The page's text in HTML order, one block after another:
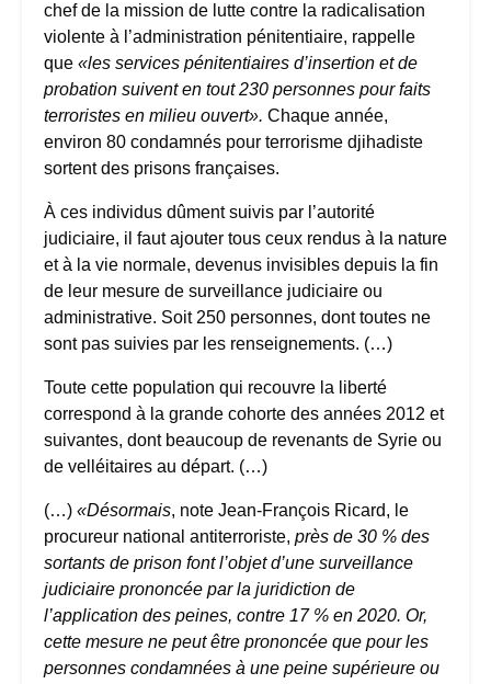
chef de la mission de lutte contre la radicalisation
violente à l’administration pénitentiaire, rappelle
que «les services pénitentiaires d’insertion et de
probation suivent en tout 230 personnes pour faits
terroristes en milieu ouvert». Chaque année,
environ 80 condamnés pour terrorisme djihadiste
sortent des prisons françaises.
À ces individus dûment suivis par l’autorité
judiciaire, il faut ajouter tous ceux rendus à la nature
et à la vie normale, devenus invisibles depuis la fin
de leur mesure de surveillance judiciaire ou
administrative. Soit 250 personnes, dont toutes ne
sont pas suivies par les renseignements. (…)
Toute cette population qui recouvre la liberté
correspond à la grande cohorte des années 2012 et
suivantes, dont beaucoup de revenants de Syrie ou
de velléitaires au départ. (…)
(…) «Désormais, note Jean-François Ricard, le
procureur national antiterroriste, près de 30 % des
sortants de prison font l’objet d’une surveillance
judiciaire prononcée par la juridiction de
l’application des peines, contre 17 % en 2020. Or,
cette mesure ne peut être prononcée que pour les
personnes condamnées à une peine supérieure ou